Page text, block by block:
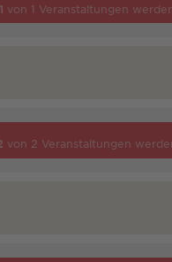
1 von 1 Veranstaltungen
von 2 Veranstaltungen